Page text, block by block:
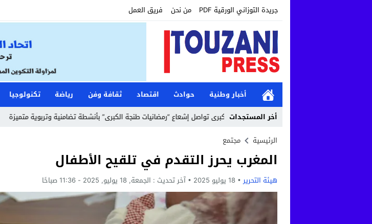
جريدة التوزاني الورقية PDF من نحن فريق العمل
أخبار وطنية حوادث اقتصاد ثقافة وفن رياضة تكنولوجيا
أخر المستجدات
18:56
مؤسسة طنجة الكبرى تواصل إشعاع “رمضانيات طنجة الكبرى” بأنشطة تضامنية وتربوية متميزة
الرئيسية
مجتمع
المغرب يحرز التقدم في تلقيح الأطفال
هيئة التحرير 18 يوليو 2025 آخر تحديث : الجمعة, 18 يوليو, 2025 - 11:36 صباحًا